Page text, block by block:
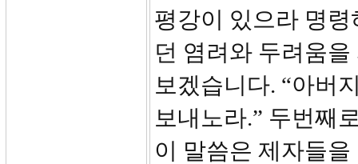
평강이 있으라 명
던 염려와 두려움
보겠습니다. “아버
보내노라.” 두번째
이 말씀은 제자들